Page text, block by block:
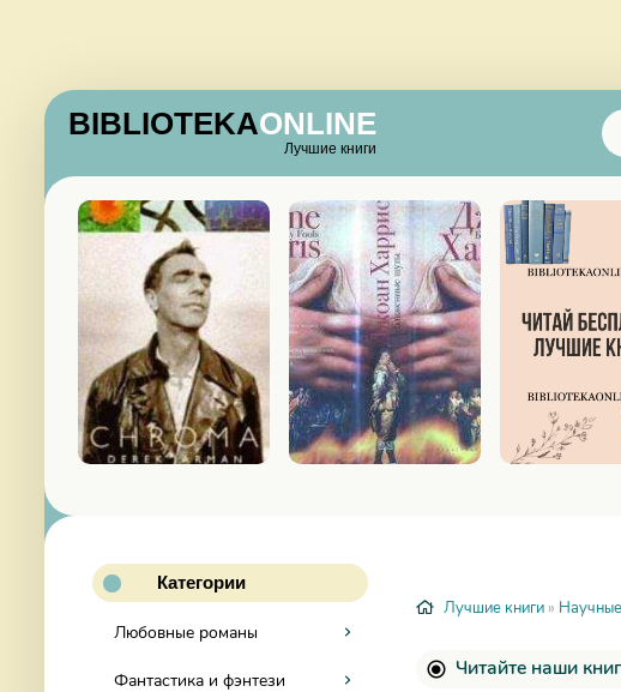
BIBLIOTEKAONLINE
Лучшие книги
Категории
Любовные романы
Фантастика и фэнтези
Лучшие книги »
Читайте наши